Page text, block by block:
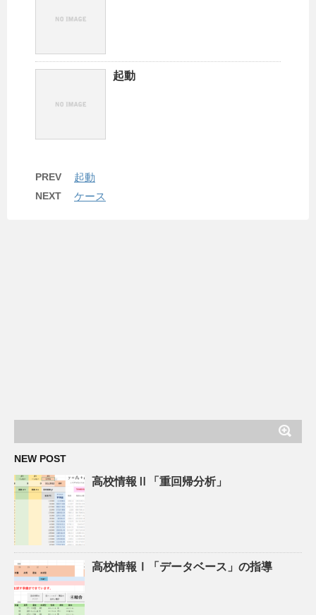
起動
PREV 起動
NEXT ケース
NEW POST
高校情報Ⅱ「重回帰分析」
高校情報Ⅰ「データベース」の指導